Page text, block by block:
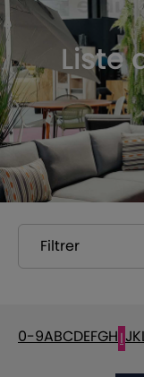
Liste
Filtrer
0-9ABCDEFGHIJK